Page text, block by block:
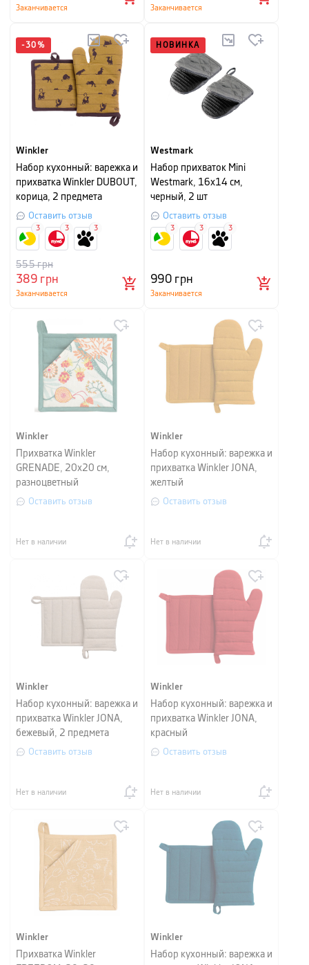
Заканчивается Заканчивается
-30 %
Winkler
Набор кухонный: варежка и
прихватка Winkler DUBOUT,
корица, 2 предмета
Оставить отзыв
389грн
555грн
Заканчивается
3 3 3
НОВИНКА
Westmark
Набор прихваток Mini
Westmark, 16х14 см,
черный, 2 шт
Оставить отзыв
990грн
Заканчивается
3 3 3
Winkler
Прихватка Winkler
GRENADE, 20х20 см,
разноцветный
Оставить отзыв
Нет в наличии
Winkler
Набор кухонный: варежка и
прихватка Winkler JONA,
желтый
Оставить отзыв
Нет в наличии
Winkler
Набор кухонный: варежка и
прихватка Winkler JONA,
бежевый, 2 предмета
Оставить отзыв
Нет в наличии
Winkler
Набор кухонный: варежка и
прихватка Winkler JONA,
красный
Оставить отзыв
Нет в наличии
Winkler
Прихватка Winkler
Winkler
Набор кухонный: варежка и